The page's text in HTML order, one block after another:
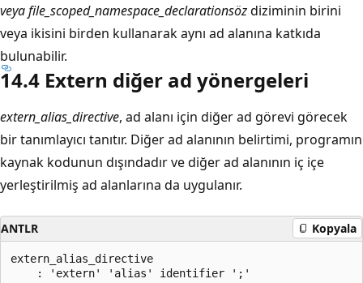
veya file_scoped_namespace_declarationsözdiziminin birini
veya ikisini birden kullanarak aynı ad alanına katkıda
bulunabilir.
14.4 Extern diğer ad yönergeleri
extern_alias_directive, ad alanı için diğer ad görevi görecek
bir tanımlayıcı tanıtır. Diğer ad alanının belirtimi, programın
kaynak kodunun dışındadır ve diğer ad alanının iç içe
yerleştirilmiş ad alanlarına da uygulanır.
ANTLR Kopyala
extern_alias_directive
    : 'extern' 'alias' identifier ';'